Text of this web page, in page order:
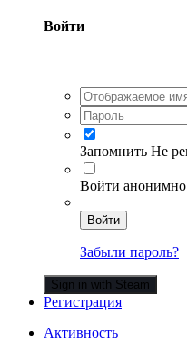
Войти
Запомнить Не
Войти анонимно
Войти
Забыли пароль?
Sign in with Steam
Регистрация
Активность